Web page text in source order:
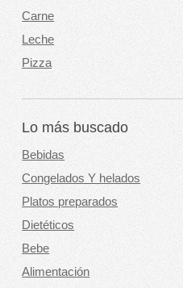
Carne
Leche
Pizza
Lo más buscado
Bebidas
Congelados Y helados
Platos preparados
Dietéticos
Bebe
Alimentación